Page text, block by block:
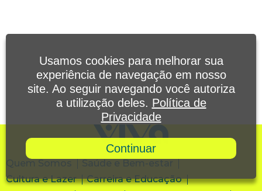
Quem Somos
Saúde e Bem-estar
Cultura e Lazer
Carreira e Educação
Usamos cookies para melhorar sua
experiência de navegação em nosso
site. Ao seguir navegando você autoriza
a utilização deles. Política de
Privacidade
Continuar